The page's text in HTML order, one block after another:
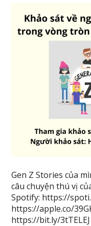
Gen Z Stories của
câu chuyện thú vị
Spotify: https://
https://apple.co/
https://bit.ly/3tTELEJ